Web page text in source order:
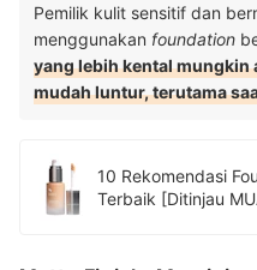
Pemilik kulit sensitif dan
menggunakan foundation
yang lebih kental mungkin
mudah luntur, terutama
10 Rekomendasi
Terbaik